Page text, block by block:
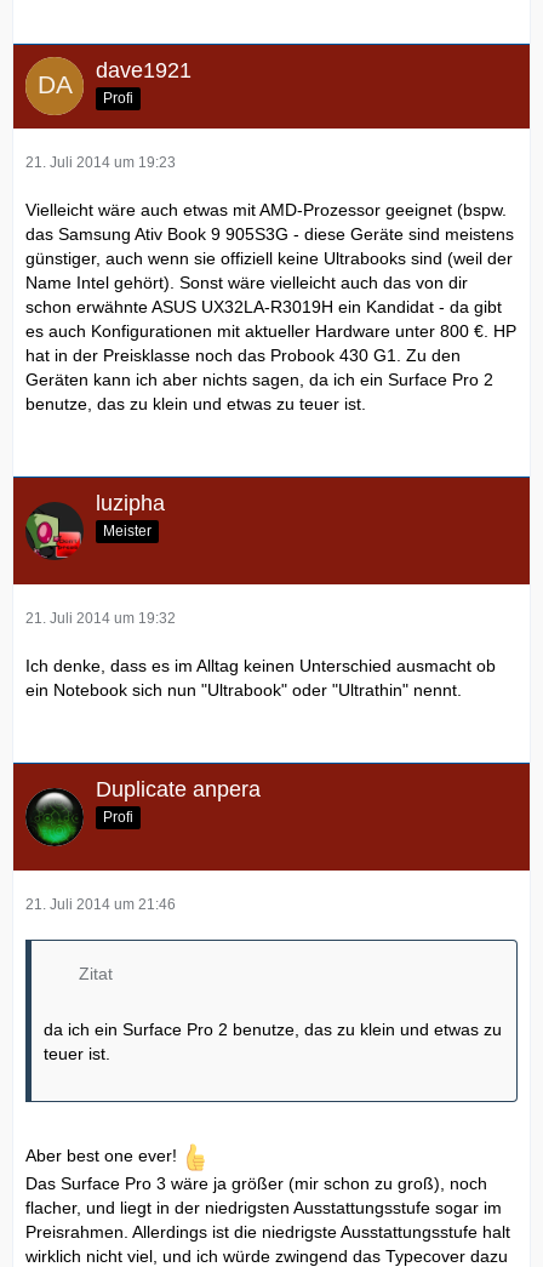
dave1921
Profi
21. Juli 2014 um 19:23
Vielleicht wäre auch etwas mit AMD-Prozessor geeignet (bspw.
das Samsung Ativ Book 9 905S3G - diese Geräte sind meistens
günstiger, auch wenn sie offiziell keine Ultrabooks sind (weil der
Name Intel gehört). Sonst wäre vielleicht auch das von dir
schon erwähnte ASUS UX32LA-R3019H ein Kandidat - da gibt
es auch Konfigurationen mit aktueller Hardware unter 800 €. HP
hat in der Preisklasse noch das Probook 430 G1. Zu den
Geräten kann ich aber nichts sagen, da ich ein Surface Pro 2
benutze, das zu klein und etwas zu teuer ist.
luzipha
Meister
21. Juli 2014 um 19:32
Ich denke, dass es im Alltag keinen Unterschied ausmacht ob
ein Notebook sich nun "Ultrabook" oder "Ultrathin" nennt.
Duplicate anpera
Profi
21. Juli 2014 um 21:46
Zitat
da ich ein Surface Pro 2 benutze, das zu klein und etwas zu
teuer ist.
Aber best one ever!
Das Surface Pro 3 wäre ja größer (mir schon zu groß), noch
flacher, und liegt in der niedrigsten Ausstattungsstufe sogar im
Preisrahmen. Allerdings ist die niedrigste Ausstattungsstufe halt
wirklich nicht viel, und ich würde zwingend das Typecover dazu